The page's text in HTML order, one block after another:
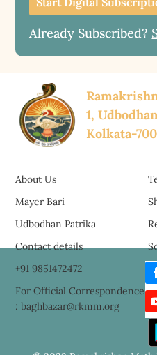
Already Subscribed?
1,
Kolkata-
About Us
Mayer Bari
Udbodhan Patrika
Contact details
+91 9851472472
For Official Correspondence
: baghbazar@rkmm.org